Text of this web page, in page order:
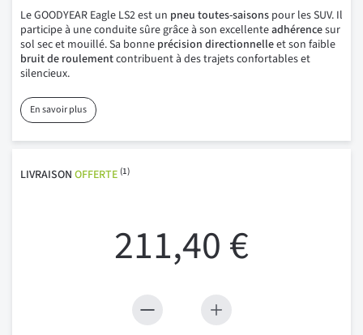
Le GOODYEAR Eagle LS2 est un pneu toutes-saisons pour les SUV. Il
participe à une conduite sûre grâce à son excellenteadhérencesur
sol sec et mouillé. Sa bonne précision directionnelleet son faible
bruit de roulementcontribuent à des trajets confortables et
silencieux.
En savoir plus
LIVRAISON OFFERTE (1)
211,40 €